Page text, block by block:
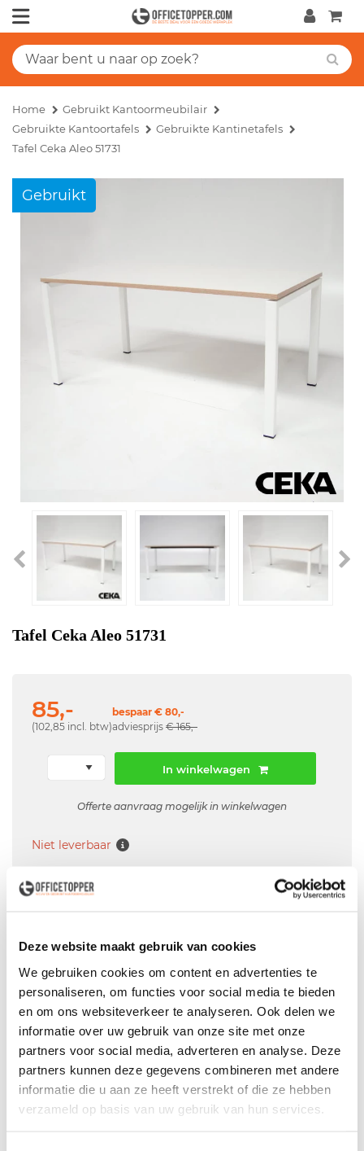
Deze website maakt gebruik van cookies
We gebruiken cookies om content en advertenties te
personaliseren, om functies voor social media te bieden
en om ons websiteverkeer te analyseren. Ook delen we
informatie over uw gebruik van onze site met onze
partners voor social media, adverteren en analyse. Deze
partners kunnen deze gegevens combineren met andere
informatie die u aan ze heeft verstrekt of die ze hebben
verzameld op basis van uw gebruik van hun services.
Home
Gebruikt Kantoormeubilair
Gebruikte Kantoortafels
Gebruikte Kantinetafels
Tafel Ceka Aleo 51731
Gebruikt
Tafel Ceka Aleo 51731
85,-
(102,85 incl. btw)
bespaar € 80,-
adviesprijs € 165,-
In winkelwagen
Offerte aanvraag mogelijk in winkelwagen
Niet leverbaar
Voor zowel ParticulieralsZakelijk
Professionele
Bezorg- en Montageservice
Omschrijving
Gebruikte kantinetafel- Fabrikant: Ceka - Vaste
hoogte - Melamine blad - 4 poots onderstel